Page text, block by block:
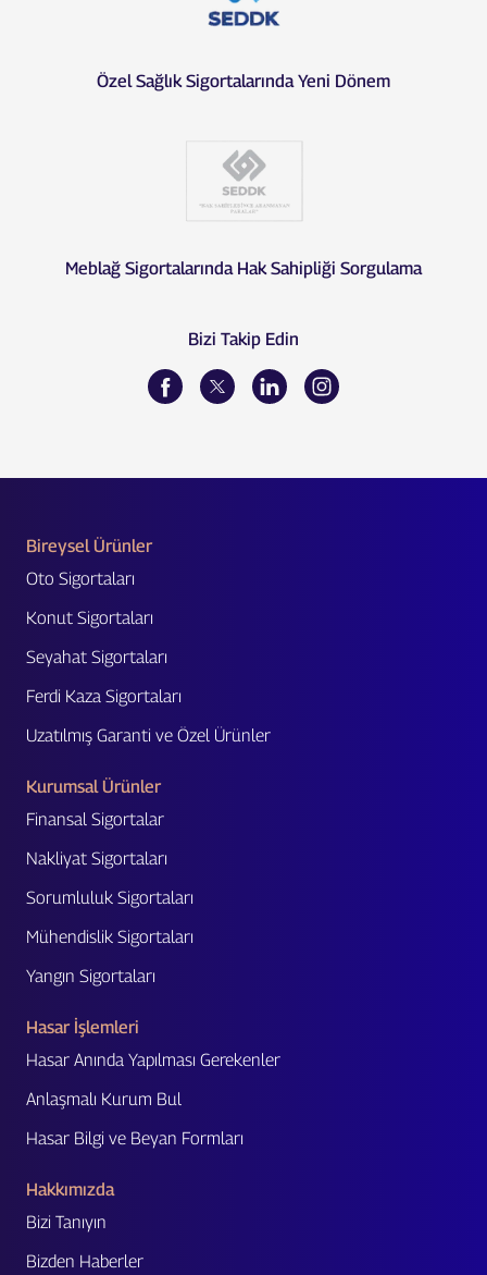
Özel Sağlık Sigortalarında Yeni Dönem
Meblağ Sigortalarında Hak Sahipliği Sorgulama
Bizi Takip Edin
Bireysel Ürünler
Oto Sigortaları
Konut Sigortaları
Seyahat Sigortaları
Ferdi Kaza Sigortaları
Uzatılmış Garanti ve Özel Ürünler
Kurumsal Ürünler
Finansal Sigortalar
Nakliyat Sigortaları
Sorumluluk Sigortaları
Mühendislik Sigortaları
Yangın Sigortaları
Hasar İşlemleri
Hasar Anında Yapılması Gerekenler
Anlaşmalı Kurum Bul
Hasar Bilgi ve Beyan Formları
Hakkımızda
Bizi Tanıyın
Bizden Haberler